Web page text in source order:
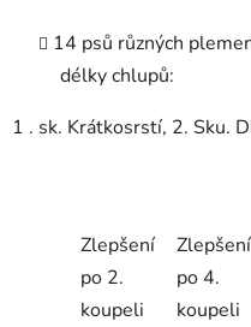
14 psů různých
délky chlupů:
1 . sk. Krátkosrstí, 2. Sku.
Zlepšení
po 2.
koupeli
Zlepšení
po 4.
koupeli